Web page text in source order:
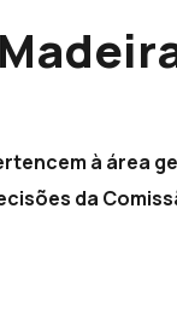
à área
da